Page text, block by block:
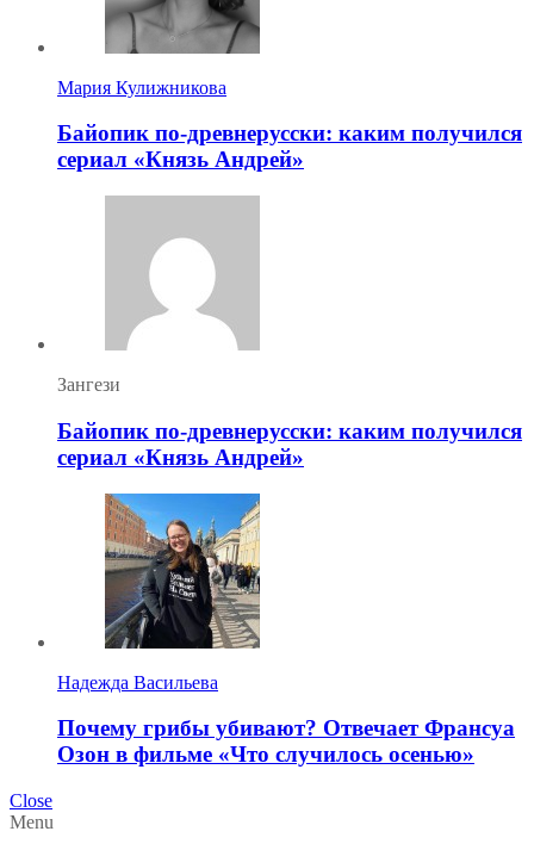
Мария Кулижникова
Байопик по-древнерусски: каким получился
сериал «Князь Андрей»
Зангези
Байопик по-древнерусски: каким получился
сериал «Князь Андрей»
Надежда Васильева
Почему грибы убивают? Отвечает Франсуа
Озон в фильме «Что случилось осенью»
Close
Menu